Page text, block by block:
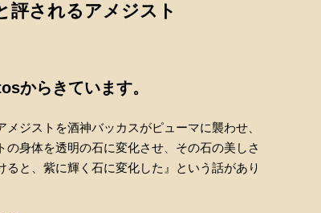
評されるアメジスト
からきています。
ジストを酒神バッカスがピューマに襲わせ、
身体を透明の石に変化させ、その石の美しさ
と、紫に輝く石に変化した』という話があり